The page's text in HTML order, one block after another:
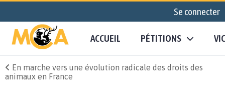
Se connecter
ACCUEIL PÉTITIONS
En marche vers une évolution radicale des droits des
animaux en France